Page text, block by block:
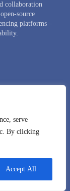
serve
By clicking
Accept All
collaboration
source
platforms –